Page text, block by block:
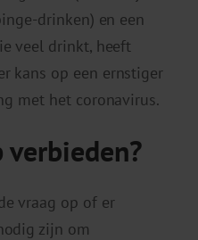
drinken) en een
veel drinkt, heeft
kans op een ernstiger
met het coronavirus.
vraag op of er
zijn om